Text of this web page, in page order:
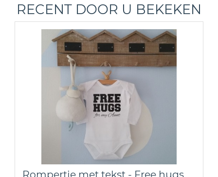
RECENT DOOR U BEKEKEN
Rompertje met tekst - Free hugs